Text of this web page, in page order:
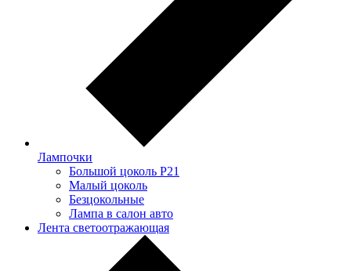
Лампочки
Большой цоколь P21
Малый цоколь
Безцокольные
Лампа в салон авто
Лента светоотражающая